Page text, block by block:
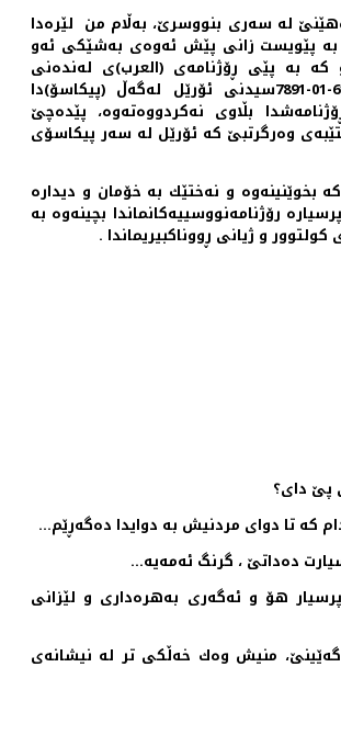
له‌ سه‌ری بنووسرێ، به‌ڵام من لێره‌دا
به‌ پێویست زانی پێش ئه‌وه‌ی به‌شێكی ئه‌و
كه‌ به‌ پێی ڕۆژنامه‌ی (العرب)ی له‌نده‌نی
(ژماره‌ی ڕۆژی 61-01-7891سیدنی ئۆرێل له‌گه‌ڵ (پیكاسۆ)دا
بڵاوی نه‌كردووه‌ته‌وه‌، پێده‌چێ
وه‌رگرتبێ كه‌ ئۆرێل له‌ سه‌ر پیكاسۆی
بخوێنینه‌وه‌ و نه‌ختێك به‌ خۆمان و دیداره‌
رۆژنامه‌نووسییه‌كانماندا بچینه‌وه‌ به‌
و ژیانی ڕووناكبیریماندا .
پێ دای؟
كه‌ تا دوای مردنیش به‌ دوایدا ده‌گه‌ڕێم…
ده‌داتێ ، گرنگ ئه‌مه‌یه‌…
پرسیار هۆ و ئه‌گه‌ری به‌هره‌داری و لێزانی
منیش وه‌ك خه‌ڵكی تر له‌ نیشانه‌ی